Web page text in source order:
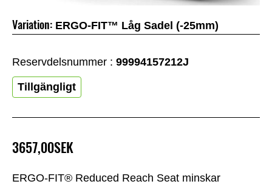
ERGO-FIT® Reduced Reach Seat minskar
3657,00SEK
Variation: ERGO-FIT™ Låg Sadel (-25mm)
Reservdelsnummer : 99994157212J
Tillgängligt